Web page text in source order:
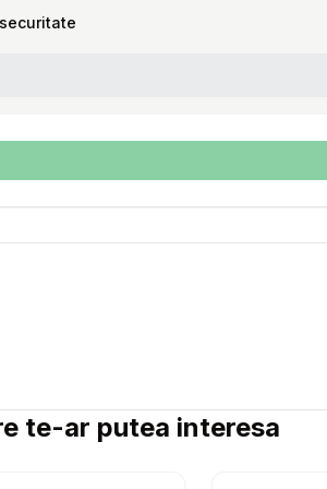
te-ar putea interesa